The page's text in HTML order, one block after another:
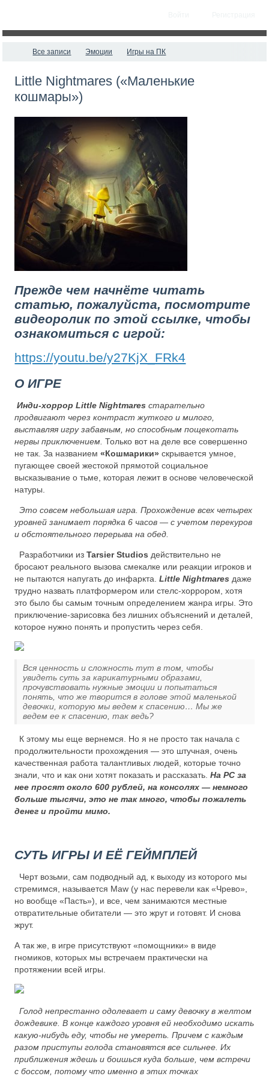
Все записи Эмоции Игры на ПК
Little Nightmares («Маленькие
кошмары»)
Прежде чем начнёте читать
статью, пожалуйста, посмотрите
видеоролик по этой ссылке, чтобы
ознакомиться с игрой:
https://youtu.be/y27KjX_FRk4
О ИГРЕ
Инди-хоррор Little Nightmares старательно
продвигают через контраст жуткого и милого,
выставляя игру забавным, но способным пощекотать
нервы приключением. Только вот на деле все совершенно
не так. За названием«Кошмарики» скрывается умное,
пугающее своей жестокой прямотой социальное
высказывание о тьме, которая лежит в основе человеческой
натуры.
Это совсем небольшая игра. Прохождение всех четырех
уровней занимает порядка 6 часов — с учетом перекуров
и обстоятельного перерыва на обед.
Разработчики изTarsier Studios действительно не
бросают реального вызова смекалке или реакции игроков и
не пытаются напугать до инфаркта.Little Nightmares даже
трудно назвать платформером или стелс-хоррором, хотя
это было бы самым точным определением жанра игры. Это
приключение-зарисовка без лишних объяснений и деталей,
которое нужно понять и пропустить через себя.
Вся ценность и сложность тут в том, чтобы
увидеть суть за карикатурными образами,
прочувствовать нужные эмоции и попытаться
понять, что же творится в голове этой маленькой
девочки, которую мы ведем к спасению… Мы же
ведем ее к спасению, так ведь?
К этому мы еще вернемся. Но я не просто так начала с
продолжительности прохождения — это штучная, очень
качественная работа талантливых людей, которые точно
знали, что и как они хотят показать и рассказать.На PC за
нее просят около 600 рублей, на консолях — немного
больше тысячи, это не так много, чтобы пожалеть
денег и пройти мимо.
СУТЬ ИГРЫ И ЕЁ ГЕЙМПЛЕЙ
Черт возьми, сам подводный ад, к выходу из которого мы
стремимся, называется Maw (у нас перевели как «Чрево»,
но вообще «Пасть»), и все, чем занимаются местные
отвратительные обитатели — это жрут и готовят. И снова
жрут.
А так же, в игре присутствуют «помощники» в виде
гномиков, которых мы встречаем практически на
протяжении всей игры.
Голод непрестанно одолевает и саму девочку в желтом
дождевике. В конце каждого уровня ей необходимо искать
какую-нибудь еду, чтобы не умереть. Причем с каждым
разом приступы голода становятся все сильнее. Их
приближения ждешь и боишься куда больше, чем встречи
с боссом, потому что именно в этих точках